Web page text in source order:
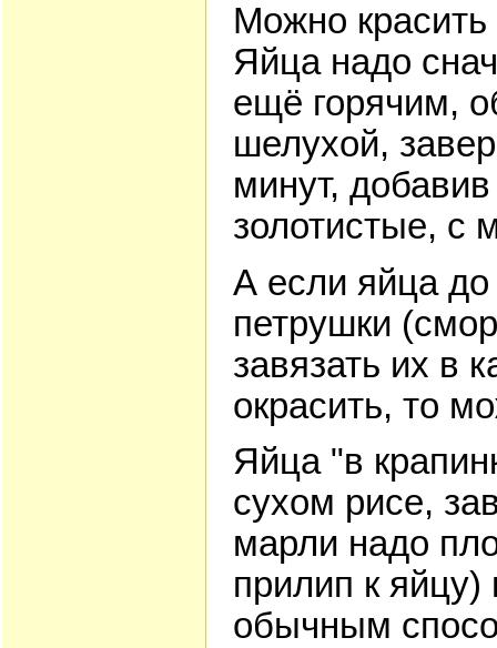
Можно
Яйца надо
ещё горячим,
шелухой,
минут,
золотистые, с
А если яйца до
петрушки
завязать их в
окрасить, то
Яйца "в
сухом рисе,
марли надо
прилип к
обычным